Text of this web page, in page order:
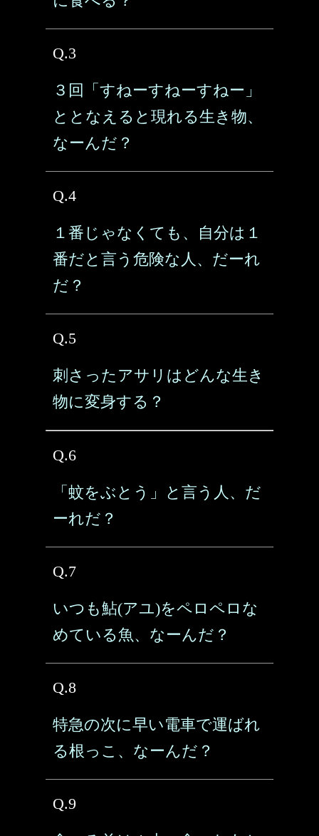
Q.3
３回「すねーすねーすねー」
ととなえると現れる生き物、
なーんだ？
Q.4
１番じゃなくても、自分は１
番だと言う危険な人、だーれ
だ？
Q.5
刺さったアサリはどんな生き
物に変身する？
Q.6
「蚊をぶとう」と言う人、だ
ーれだ？
Q.7
いつも鮎(アユ)をペロペロな
めている魚、なーんだ？
Q.8
特急の次に早い電車で運ばれ
る根っこ、なーんだ？
Q.9